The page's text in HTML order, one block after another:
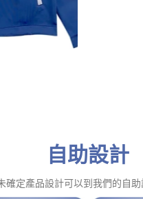
自助設計
確定產品設計可以到我們的自